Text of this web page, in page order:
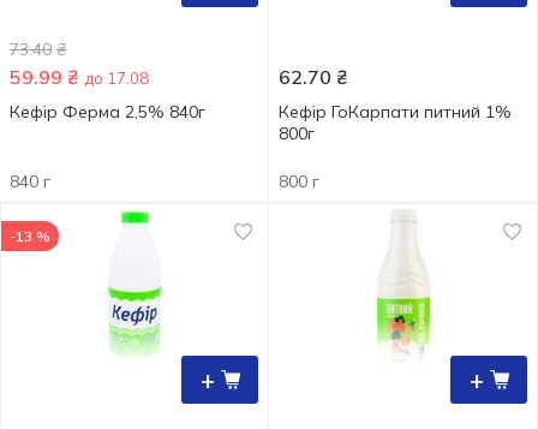
73.40 ₴
59.99 ₴ до 17.08
Кефір Ферма 2,5% 840г
840 г
62.70 ₴
Кефір ГоКарпати питний 1%
800г
800 г
+
-13 %
+